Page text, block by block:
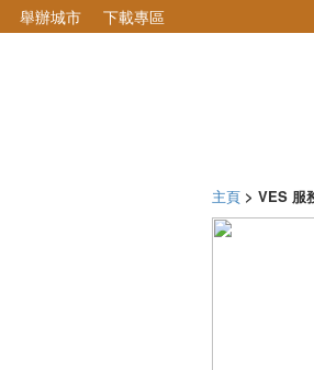
舉辦城市 下載專區
主頁 > VES 服